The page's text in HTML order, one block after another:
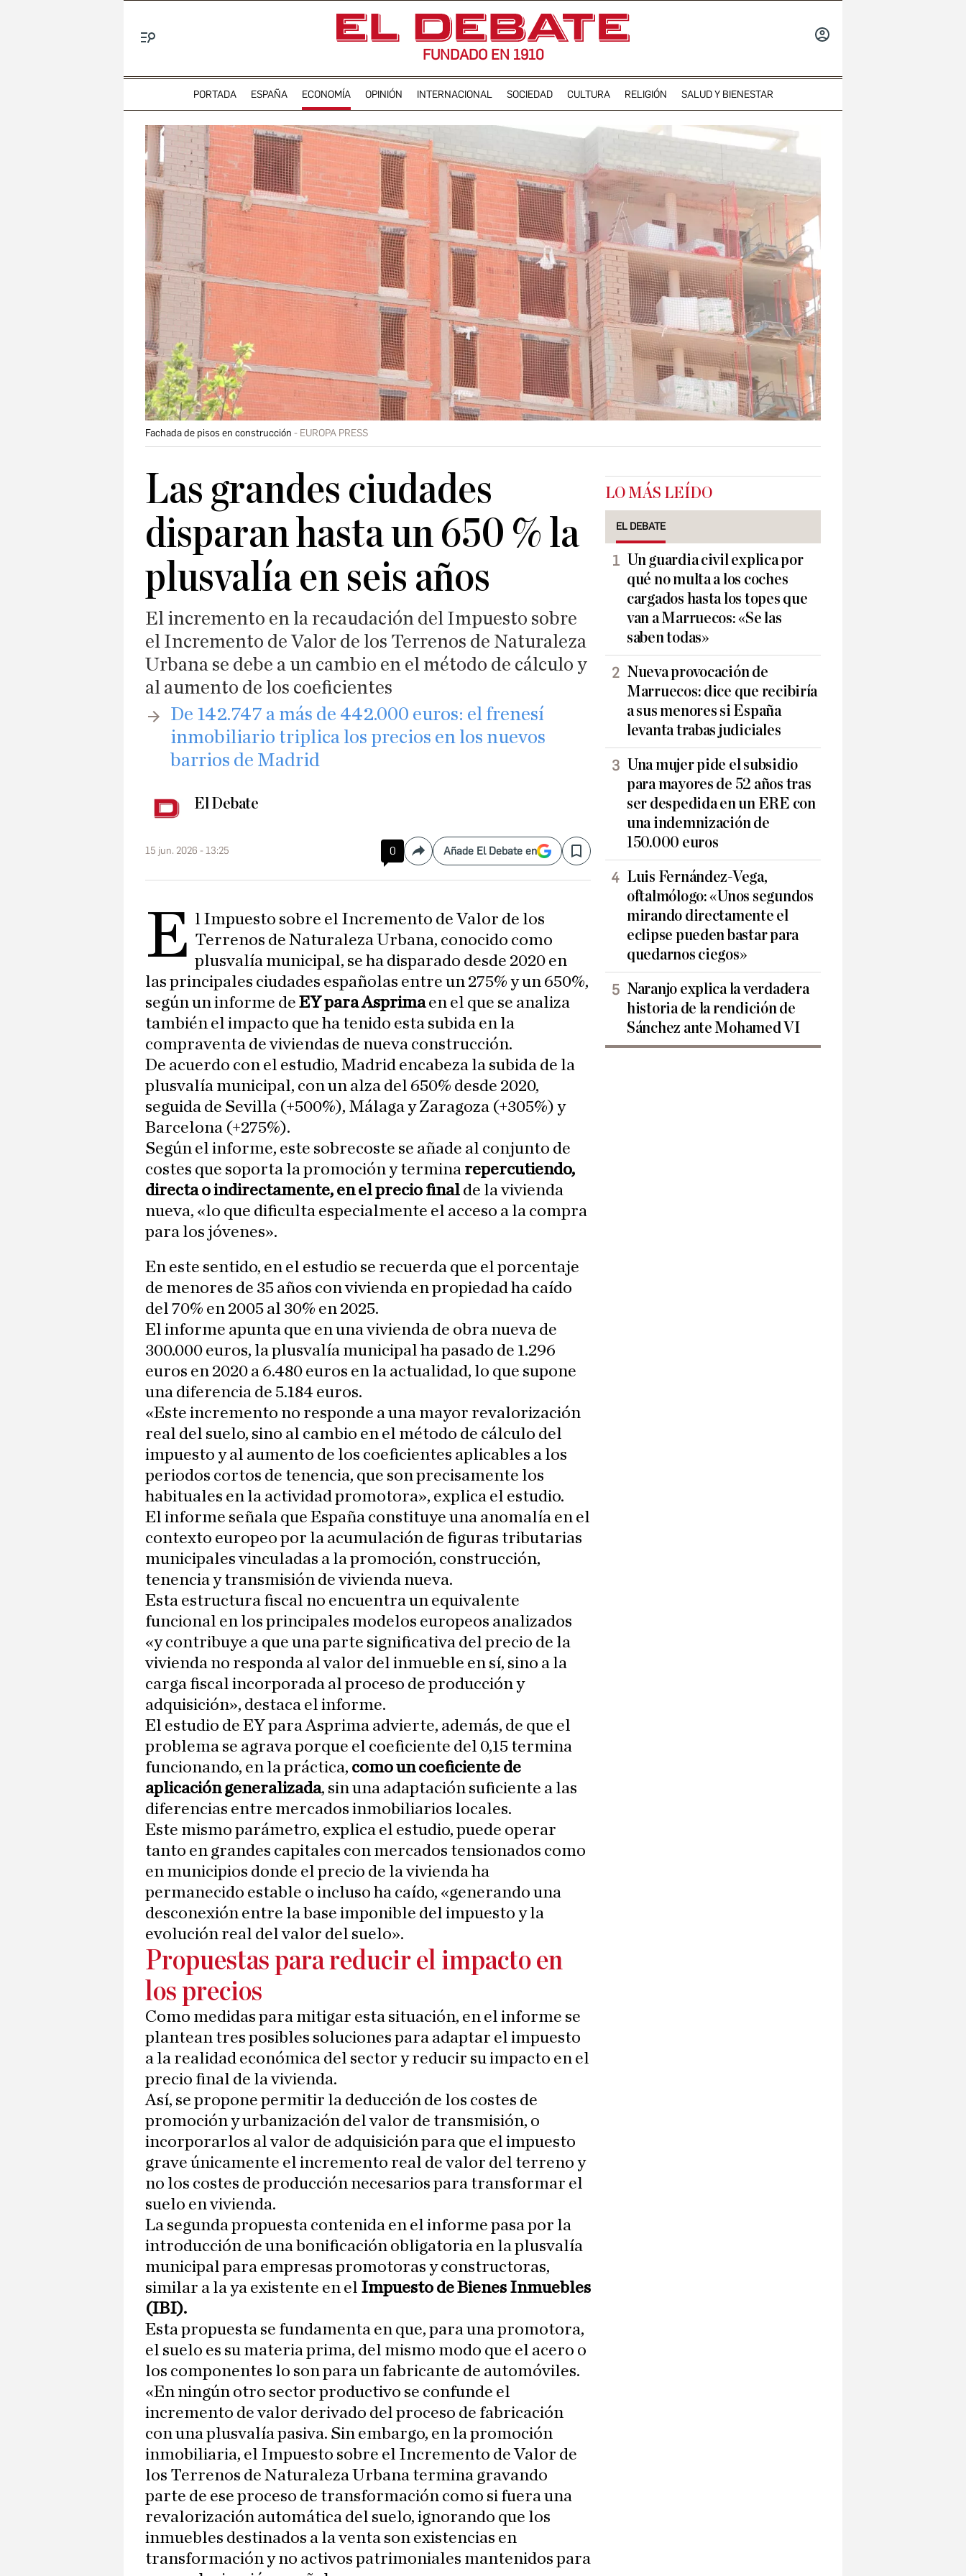
FUNDADO EN 1910
PORTADA ESPAÑA ECONOMÍA OPINIÓN INTERNACIONAL SOCIEDAD CULTURA RELIGIÓN SALUD Y BIENESTAR
Fachada de pisos en construcción EUROPA PRESS
Las grandes ciudades
disparan hasta un 650 % la
plusvalía en seis años
El incremento en la recaudación del Impuesto sobre
el Incremento de Valor de los Terrenos de Naturaleza
Urbana se debe a un cambio en el método de cálculo y
al aumento de los coeficientes
​De 142.747 a más de 442.000 euros: el frenesí
inmobiliario triplica los precios en los nuevos
barrios de Madrid
El Debate
15 jun. 2026 - 13:25 0 CompartirAñade El Debate en Save
E l Impuesto sobre el Incremento de Valor de los
Terrenos de Naturaleza Urbana, conocido como
plusvalía municipal, se ha disparado desde 2020 en
las principales ciudades españolas entre un 275% y un 650%,
según un informe de EY para Asprimaen el que se analiza
también el impacto que ha tenido esta subida en la
compraventa de viviendas de nueva construcción.
De acuerdo con el estudio, Madrid encabeza la subida de la
plusvalía municipal, con un alza del 650% desde 2020,
seguida de Sevilla (+500%), Málaga y Zaragoza (+305%) y
Barcelona (+275%).
Según el informe, este sobrecoste se añade al conjunto de
costes que soporta la promoción y termina repercutiendo,
directa o indirectamente, en el precio final de la vivienda
nueva, «lo que dificulta especialmente el acceso a la compra
para los jóvenes».
En este sentido, en el estudio se recuerda que el porcentaje
de menores de 35 años con vivienda en propiedad ha caído
del 70% en 2005 al 30% en 2025.
El informe apunta que en una vivienda de obra nueva de
300.000 euros, la plusvalía municipal ha pasado de 1.296
euros en 2020 a 6.480 euros en la actualidad, lo que supone
una diferencia de 5.184 euros.
«Este incremento no responde a una mayor revalorización
real del suelo, sino al cambio en el método de cálculo del
impuesto y al aumento de los coeficientes aplicables a los
periodos cortos de tenencia, que son precisamente los
habituales en la actividad promotora», explica el estudio.
El informe señala que España constituye una anomalía en el
contexto europeo por la acumulación de figuras tributarias
municipales vinculadas a la promoción, construcción,
tenencia y transmisión de vivienda nueva.
Esta estructura fiscal no encuentra un equivalente
funcional en los principales modelos europeos analizados
«y contribuye a que una parte significativa del precio de la
vivienda no responda al valor del inmueble en sí, sino a la
carga fiscal incorporada al proceso de producción y
adquisición», destaca el informe.
El estudio de EY para Asprima advierte, además, de que el
problema se agrava porque el coeficiente del 0,15 termina
funcionando, en la práctica, como un coeficiente de
aplicación generalizada, sin una adaptación suficiente a las
diferencias entre mercados inmobiliarios locales.
Este mismo parámetro, explica el estudio, puede operar
tanto en grandes capitales con mercados tensionados como
en municipios donde el precio de la vivienda ha
permanecido estable o incluso ha caído, «generando una
desconexión entre la base imponible del impuesto y la
evolución real del valor del suelo».
Propuestas para reducir el impacto en
los precios
Como medidas para mitigar esta situación, en el informe se
plantean tres posibles soluciones para adaptar el impuesto
a la realidad económica del sector y reducir su impacto en el
precio final de la vivienda.
Así, se propone permitir la deducción de los costes de
promoción y urbanización del valor de transmisión, o
incorporarlos al valor de adquisición para que el impuesto
grave únicamente el incremento real de valor del terreno y
no los costes de producción necesarios para transformar el
suelo en vivienda.
La segunda propuesta contenida en el informe pasa por la
introducción de una bonificación obligatoria en la plusvalía
municipal para empresas promotoras y constructoras,
similar a la ya existente en el Impuesto de Bienes Inmuebles
(IBI).
Esta propuesta se fundamenta en que, para una promotora,
el suelo es su materia prima, del mismo modo que el acero o
los componentes lo son para un fabricante de automóviles.
«En ningún otro sector productivo se confunde el
incremento de valor derivado del proceso de fabricación
con una plusvalía pasiva. Sin embargo, en la promoción
inmobiliaria, el Impuesto sobre el Incremento de Valor de
los Terrenos de Naturaleza Urbana termina gravando
parte de ese proceso de transformación como si fuera una
revalorización automática del suelo, ignorando que los
inmuebles destinados a la venta son existencias en
transformación y no activos patrimoniales mantenidos para
LO MÁS LEÍDO
EL DEBATE
Un guardia civil explica por
qué no multa a los coches
cargados hasta los topes que
van a Marruecos: «Se las
saben todas»
Nueva provocación de
Marruecos: dice que recibiría
a sus menores si España
levanta trabas judiciales
Una mujer pide el subsidio
para mayores de 52 años tras
ser despedida en un ERE con
una indemnización de
150.000 euros
Luis Fernández-Vega,
oftalmólogo: «Unos segundos
mirando directamente el
eclipse pueden bastar para
quedarnos ciegos»
Naranjo explica la verdadera
historia de la rendición de
Sánchez ante Mohamed VI